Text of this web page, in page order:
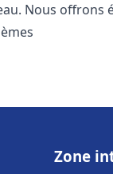
Nous offrons
Zone